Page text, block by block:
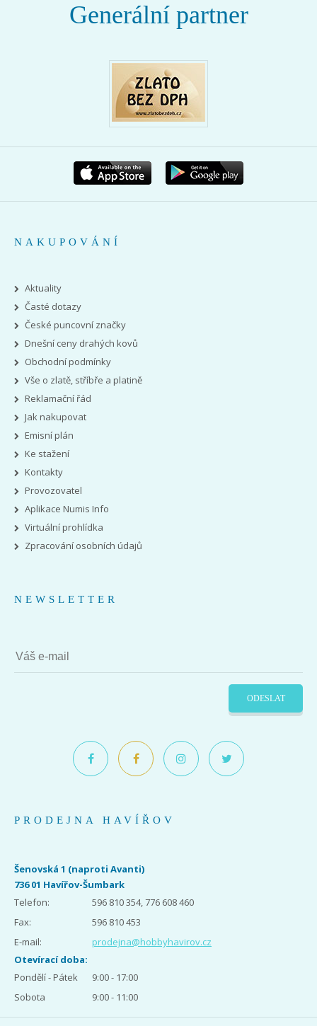
Generální partner
NAKUPOVÁNÍ
Aktuality
Časté dotazy
České puncovní značky
Dnešní ceny drahých kovů
Obchodní podmínky
Vše o zlatě, stříbře a platině
Reklamační řád
Jak nakupovat
Emisní plán
Ke stažení
Kontakty
Provozovatel
Aplikace Numis Info
Virtuální prohlídka
Zpracování osobních údajů
NEWSLETTER
ODESLAT
PRODEJNA HAVÍŘOV
Šenovská 1 (naproti Avanti)
736 01 Havířov-Šumbark
Telefon:
596 810 354, 776 608 460
Fax:
596 810 453
E-mail:
prodejna@hobbyhavirov.cz
Otevírací doba:
Pondělí - Pátek
9:00 - 17:00
Sobota
9:00 - 11:00